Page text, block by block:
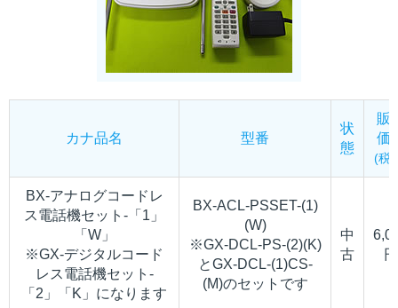
カナ品名 型番
状
態
販
価
(税
BX-アナログコードレ
ス電話機セット-「1」
「W」
※GX-デジタルコード
レス電話機セット-
「2」「K」になります
BX-ACL-PSSET-(1)
(W)
※GX-DCL-PS-(2)(K)
とGX-DCL-(1)CS-
(M)のセットです
中
古
円